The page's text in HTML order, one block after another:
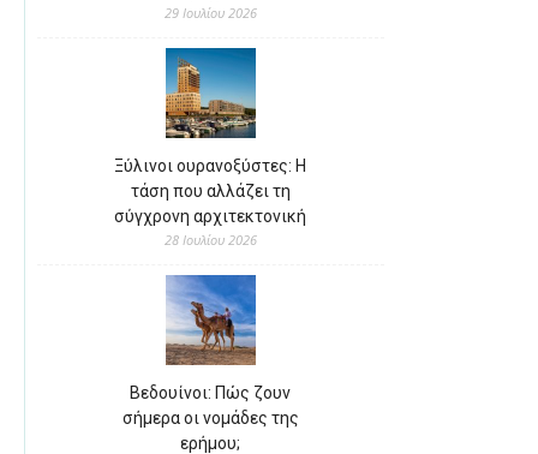
29 Ιουλίου 2026
Ξύλινοι ουρανοξύστες: Η
τάση που αλλάζει τη
σύγχρονη αρχιτεκτονική
28 Ιουλίου 2026
Βεδουίνοι: Πώς ζουν
σήμερα οι νομάδες της
ερήμου;